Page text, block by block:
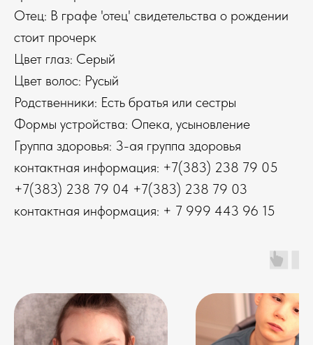
Отец: В графе 'отец' свидетельства о рождении
стоит прочерк
Цвет глаз: Серый
Цвет волос: Русый
Родственники: Есть братья или сестры
Формы устройства: Опека, усыновление
Группа здоровья: 3-ая группа здоровья
контактная информация: +7(383) 238 79 05
+7(383) 238 79 04 +7(383) 238 79 03
контактная информация: + 7 999 443 96 15